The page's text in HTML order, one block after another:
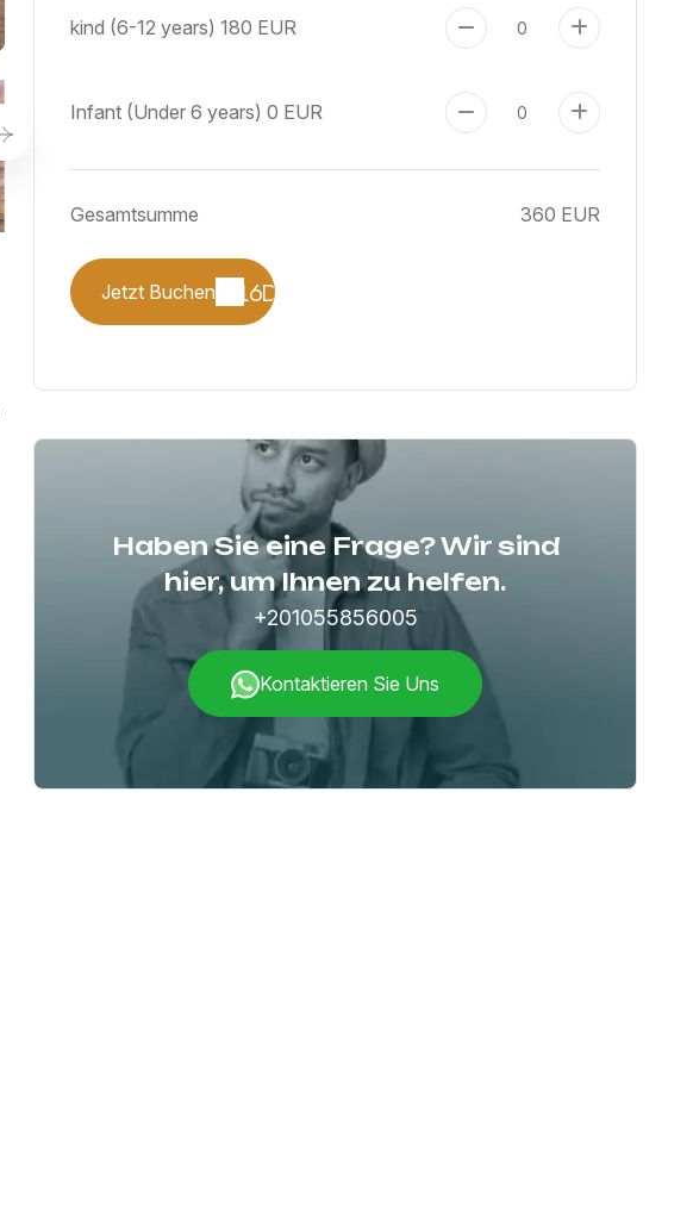
kind (6-12 years)180 EUR
Infant (Under 6 years)0 EUR
Gesamtsumme 360 EUR
Jetzt Buchen
Haben Sie eine Frage? Wir sind
hier, um Ihnen zu helfen.
+201055856005
Kontaktieren Sie Uns